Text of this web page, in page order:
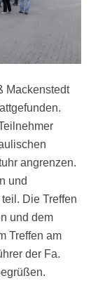
Mackenstedt
angrenzen.
und
Die Treffen
und dem
Treffen am
der Fa.